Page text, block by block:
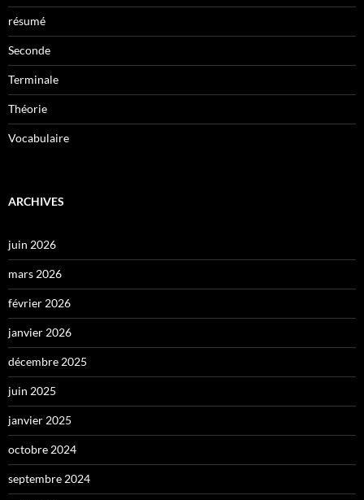
résumé
Seconde
Terminale
Théorie
Vocabulaire
ARCHIVES
juin 2026
mars 2026
février 2026
janvier 2026
décembre 2025
juin 2025
janvier 2025
octobre 2024
septembre 2024